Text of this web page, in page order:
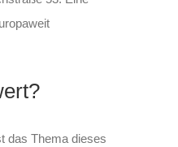
das Thema dieses